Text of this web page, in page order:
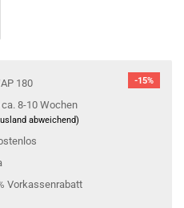
-15%
180
ca. 8-10 Wochen
abweichend)
Vorkassenrabatt